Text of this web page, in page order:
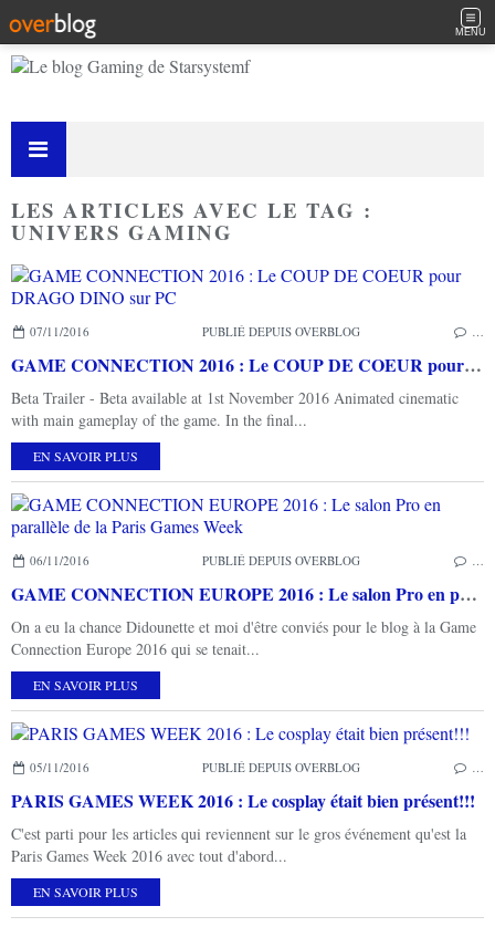
MENU
LES ARTICLES AVEC LE TAG :
UNIVERS GAMING
07/11/2016 PUBLIÉ DEPUIS OVERBLOG
GAME CONNECTION 2016 : Le COUP DE COEUR pour DRAGO DINO sur PC
Beta Trailer - Beta available at 1st November 2016 Animated cinematic
with main gameplay of the game. In the final...
EN SAVOIR PLUS
06/11/2016 PUBLIÉ DEPUIS OVERBLOG
GAME CONNECTION EUROPE 2016 : Le salon Pro en parallèle de la Paris Games Week
On a eu la chance Didounette et moi d'être conviés pour le blog à la Game
Connection Europe 2016 qui se tenait...
EN SAVOIR PLUS
05/11/2016 PUBLIÉ DEPUIS OVERBLOG
PARIS GAMES WEEK 2016 : Le cosplay était bien présent!!!
C'est parti pour les articles qui reviennent sur le gros événement qu'est la
Paris Games Week 2016 avec tout d'abord...
EN SAVOIR PLUS